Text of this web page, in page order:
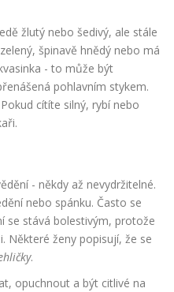
žlutý nebo šedivý, ale stále
špinavě hnědý nebo má
- to může být
pohlavním stykem.
cítíte silný, rybí nebo
- někdy až nevydržitelné.
nebo spánku. Často se
se stává bolestivým, protože
Některé ženy popisují, že se
.
opuchnout a být citlivé na